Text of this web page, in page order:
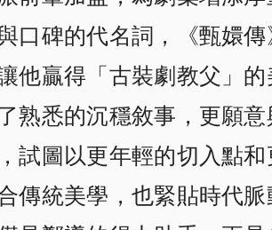
口碑的代名詞，《甄嬛
他贏得「古裝劇教父」
熟悉的沉穩敘事，更願
試圖以更年輕的切入點
傳統美學，也緊貼時代